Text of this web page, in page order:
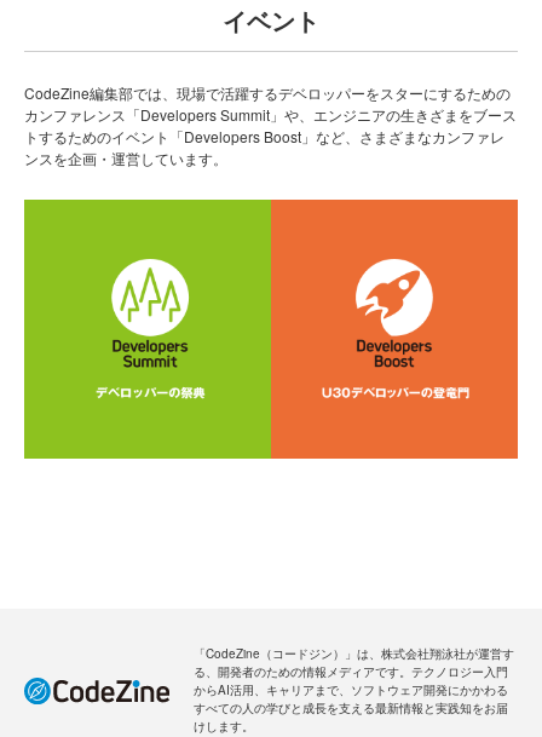
イベント
CodeZine編集部では、現場で活躍するデベロッパーをスターにするための
カンファレンス「Developers Summit」や、エンジニアの生きざまをブース
トするためのイベント「Developers Boost」など、さまざまなカンファレ
ンスを企画・運営しています。
「CodeZine（コードジン）」は、株式会社翔泳社が運営す
る、開発者のための情報メディアです。テクノロジー入門
からAI活用、キャリアまで、ソフトウェア開発にかかわる
すべての人の学びと成長を支える最新情報と実践知をお届
けします。